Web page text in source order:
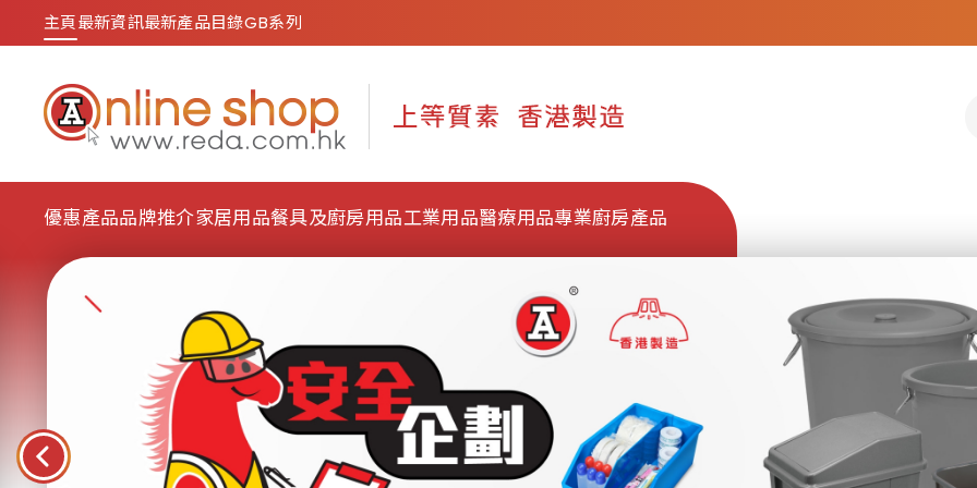
主頁最新資訊最新產品目錄GB系列
優惠產品品牌推介家居用品餐具及廚房用品工業用品醫療用品專業廚房產品